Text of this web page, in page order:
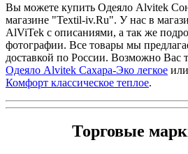
Вы можете купить Одеяло Alvitek
магазине "Textil-iv.Ru". У нас в
AlViTek с описаниями, а так же
фотографии. Все товары мы
доставкой по России. Возможно Вас
Одеяло Alvitek Сахара-Эко легкое или
Комфорт классическое теплое.
Торговые